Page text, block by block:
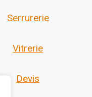
Serrurerie
Vitrerie
Devis